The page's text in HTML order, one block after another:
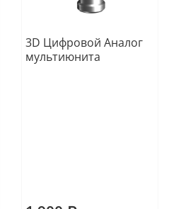
3D Цифровой Аналог
мультиюнита